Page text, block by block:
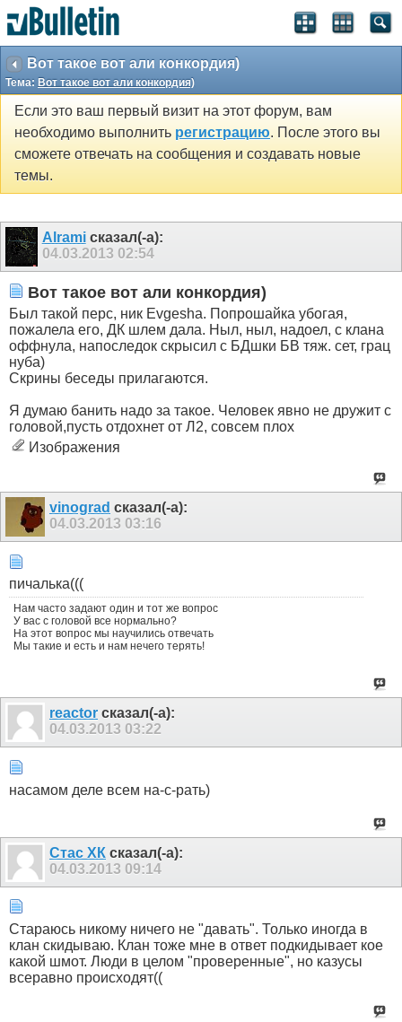
Вот такое вот али конкордия)
Тема: Вот такое вот али конкордия)
Если это ваш первый визит на этот форум, вам
необходимо выполнить регистрацию. После этого вы
сможете отвечать на сообщения и создавать новые
темы.
Alramiсказал(-а):
04.03.2013 02:54
Вот такое вот али конкордия)
Был такой перс, ник Evgesha. Попрошайка убогая,
пожалела его, ДК шлем дала. Ныл, ныл, надоел, с клана
оффнула, напоследок скрысил с БДшки БВ тяж. сет, грац
нуба)
Скрины беседы прилагаются.
Я думаю банить надо за такое. Человек явно не дружит с
головой,пусть отдохнет от Л2, совсем плох
Изображения
vinograd сказал(-а):
04.03.2013 03:16
пичалька(((
Нам часто задают один и тот же вопрос
У вас с головой все нормально?
На этот вопрос мы научились отвечать
Мы такие и есть и нам нечего терять!
reactor сказал(-а):
04.03.2013 03:22
насамом деле всем на-с-рать)
Стас ХК сказал(-а):
04.03.2013 09:14
Стараюсь никому ничего не "давать". Только иногда в
клан скидываю. Клан тоже мне в ответ подкидывает кое
какой шмот. Люди в целом "проверенные", но казусы
всеравно происходят((